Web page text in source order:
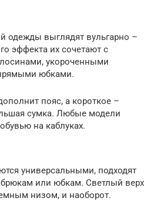
одежды выглядят вульгарно –
эффекта их сочетают с
укороченными
юбками.
пояс, а короткое –
сумка. Любые модели
на каблуках.
универсальными, подходят
или юбкам. Светлый верх
низом, и наоборот.